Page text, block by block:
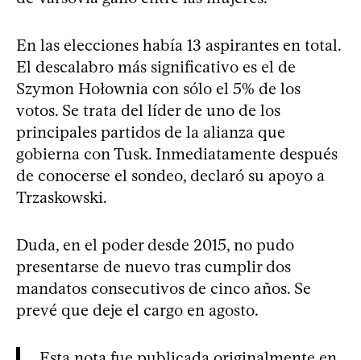
En las elecciones había 13 aspirantes en total.
El descalabro más significativo es el de
Szymon Hołownia con sólo el 5% de los
votos. Se trata del líder de uno de los
principales partidos de la alianza que
gobierna con Tusk. Inmediatamente después
de conocerse el sondeo, declaró su apoyo a
Trzaskowski.
Duda, en el poder desde 2015, no pudo
presentarse de nuevo tras cumplir dos
mandatos consecutivos de cinco años. Se
prevé que deje el cargo en agosto.